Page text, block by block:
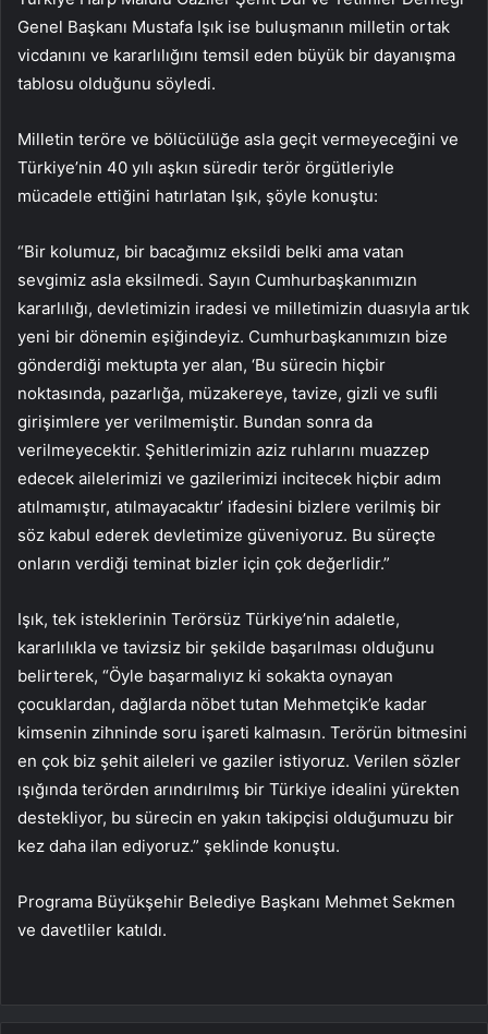
Genel Başkanı Mustafa Işık ise buluşmanın milletin ortak
vicdanını ve kararlılığını temsil eden büyük bir dayanışma
tablosu olduğunu söyledi.
Milletin teröre ve bölücülüğe asla geçit vermeyeceğini ve
Türkiye’nin 40 yılı aşkın süredir terör örgütleriyle
mücadele ettiğini hatırlatan Işık, şöyle konuştu:
“Bir kolumuz, bir bacağımız eksildi belki ama vatan
sevgimiz asla eksilmedi. Sayın Cumhurbaşkanımızın
kararlılığı, devletimizin iradesi ve milletimizin duasıyla artık
yeni bir dönemin eşiğindeyiz. Cumhurbaşkanımızın bize
gönderdiği mektupta yer alan, ‘Bu sürecin hiçbir
noktasında, pazarlığa, müzakereye, tavize, gizli ve sufli
girişimlere yer verilmemiştir. Bundan sonra da
verilmeyecektir. Şehitlerimizin aziz ruhlarını muazzep
edecek ailelerimizi ve gazilerimizi incitecek hiçbir adım
atılmamıştır, atılmayacaktır’ ifadesini bizlere verilmiş bir
söz kabul ederek devletimize güveniyoruz. Bu süreçte
onların verdiği teminat bizler için çok değerlidir.”
Işık, tek isteklerinin Terörsüz Türkiye’nin adaletle,
kararlılıkla ve tavizsiz bir şekilde başarılması olduğunu
belirterek, “Öyle başarmalıyız ki sokakta oynayan
çocuklardan, dağlarda nöbet tutan Mehmetçik’e kadar
kimsenin zihninde soru işareti kalmasın. Terörün bitmesini
en çok biz şehit aileleri ve gaziler istiyoruz. Verilen sözler
ışığında terörden arındırılmış bir Türkiye idealini yürekten
destekliyor, bu sürecin en yakın takipçisi olduğumuzu bir
kez daha ilan ediyoruz.” şeklinde konuştu.
Programa Büyükşehir Belediye Başkanı Mehmet Sekmen
ve davetliler katıldı.